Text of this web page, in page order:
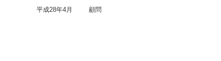
平成28年4月 顧問